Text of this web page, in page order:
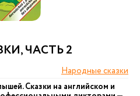
ЧАСТЬ 2
Народные сказки
Сказки на английском и